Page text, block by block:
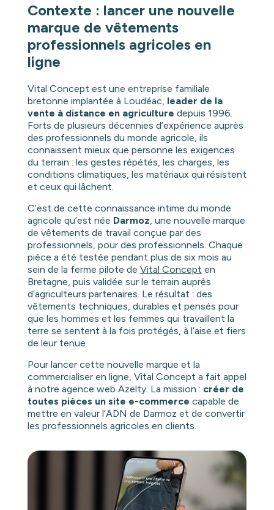
Contexte : lancer une nouvelle
marque de vêtements
professionnels agricoles en
ligne
Vital Concept est une entreprise familiale
bretonne implantée à Loudéac, leader de la
vente à distance en agriculture depuis 1996.
Forts de plusieurs décennies d’expérience auprès
des professionnels du monde agricole, ils
connaissent mieux que personne les exigences
du terrain : les gestes répétés, les charges, les
conditions climatiques, les matériaux qui résistent
et ceux qui lâchent.
C’est de cette connaissance intime du monde
agricole qu’est née Darmoz, une nouvelle marque
de vêtements de travail conçue par des
professionnels, pour des professionnels. Chaque
pièce a été testée pendant plus de six mois au
sein de la ferme pilote de Vital Concept en
Bretagne, puis validée sur le terrain auprès
d’agriculteurs partenaires. Le résultat : des
vêtements techniques, durables et pensés pour
que les hommes et les femmes qui travaillent la
terre se sentent à la fois protégés, à l’aise et fiers
de leur tenue.
Pour lancer cette nouvelle marque et la
commercialiser en ligne, Vital Concept a fait appel
à notre agence web Azelty. La mission : créer de
toutes pièces un site e-commerce capable de
mettre en valeur l’ADN de Darmoz et de convertir
les professionnels agricoles en clients.